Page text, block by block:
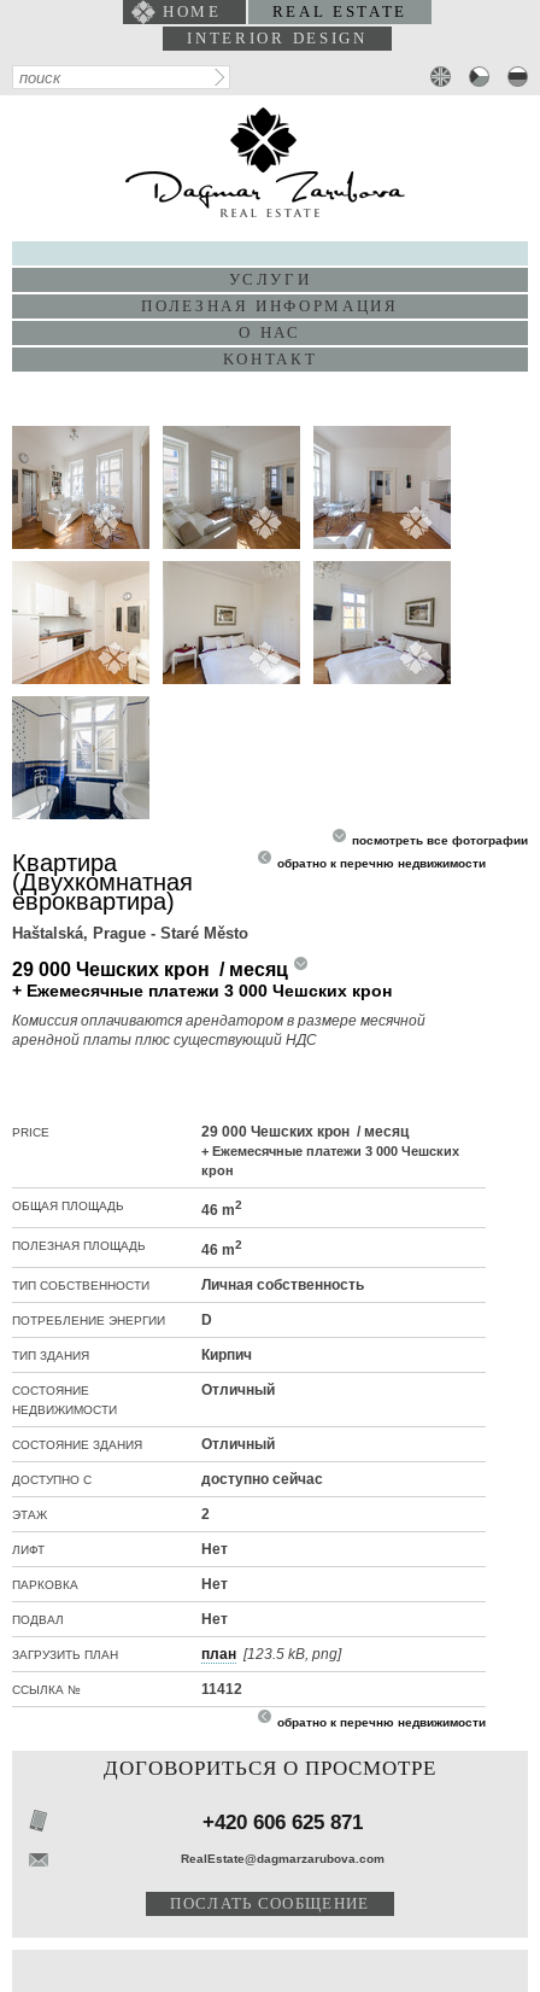
HOME
REAL ESTATE
INTERIOR DESIGN
УСЛУГИ
ПОЛЕЗНАЯ ИНФОРМАЦИЯ
О НАС
KОНТАКТ
посмотреть все фотографии
обратно к перечню недвижимости
Квартира
(Двухкомнатная
евроквартира)
Haštalská, Prague - Staré Město
29 000 Чешских крон / месяц
+ Ежемесячные платежи 3 000 Чешских крон
Комиссия оплачиваются арендатором в размере месячной
арендной платы плюс существующий НДС
PRICE 29 000 Чешских крон / месяц
+ Ежемесячные платежи 3 000 Чешских
крон
ОБЩАЯ ПЛОЩАДЬ 46 m2
ПОЛЕЗНАЯ ПЛОЩАДЬ 46 m2
ТИП СОБСТВЕННОСТИ Личная собственность
ПОТРЕБЛЕНИЕ ЭНЕРГИИ D
ТИП ЗДАНИЯ Кирпич
СОСТОЯНИЕ
НЕДВИЖИМОСТИ
Отличный
СОСТОЯНИЕ ЗДАНИЯ Отличный
ДОСТУПНО С доступно сейчас
ЭТАЖ 2
ЛИФТ Нет
ПАРКОВКА Нет
ПОДВАЛ Нет
ЗАГРУЗИТЬ ПЛАН план [123.5 kB, png]
ССЫЛКА № 11412
обратно к перечню недвижимости
ДОГОВОРИТЬСЯ О ПРОСМОТРЕ
+420 606 625 871
RealEstate@dagmarzarubova.com